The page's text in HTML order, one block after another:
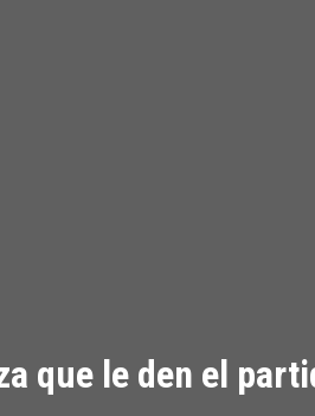
que le den el